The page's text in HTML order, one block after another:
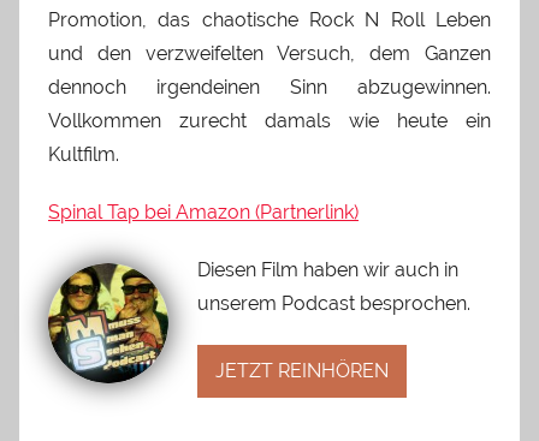
Promotion, das chaotische Rock N Roll Leben
und den verzweifelten Versuch, dem Ganzen
dennoch irgendeinen Sinn abzugewinnen.
Vollkommen zurecht damals wie heute ein
Kultfilm.
Spinal Tap bei Amazon (Partnerlink)
Diesen Film haben wir auch in
unserem Podcast besprochen.
JETZT REINHÖREN